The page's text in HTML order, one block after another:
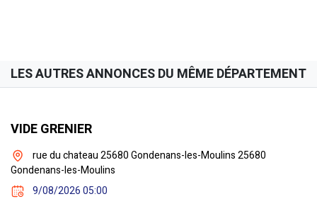
LES AUTRES ANNONCES DU MÊME DÉPARTEMENT
VIDE GRENIER
rue du chateau 25680 Gondenans-les-Moulins 25680
Gondenans-les-Moulins
9/08/2026 05:00